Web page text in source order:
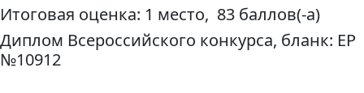
Итоговая оценка: 1 место, 83 баллов(-а)
Диплом Всероссийского конкурса, бланк: ЕР
№10912